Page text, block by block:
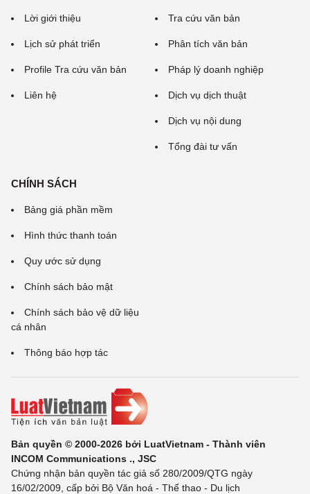
Lời giới thiệu
Lịch sử phát triển
Profile Tra cứu văn bản
Liên hệ
Tra cứu văn bản
Phân tích văn bản
Pháp lý doanh nghiệp
Dịch vụ dịch thuật
Dịch vụ nội dung
Tổng đài tư vấn
CHÍNH SÁCH
Bảng giá phần mềm
Hình thức thanh toán
Quy ước sử dụng
Chính sách bảo mật
Chính sách bảo vệ dữ liệu
cá nhân
Thông báo hợp tác
Bản quyền © 2000-2026 bởi LuatVietnam - Thành viên
INCOM Communications ., JSC
Chứng nhận bản quyền tác giả số 280/2009/QTG ngày
16/02/2009, cấp bởi Bộ Văn hoá - Thể thao - Du lịch